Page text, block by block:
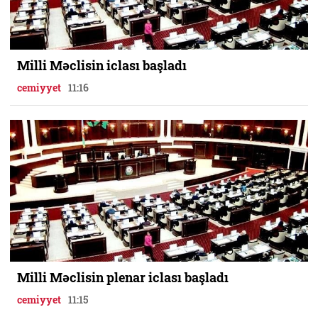
Milli Məclisin iclası başladı
cemiyyet 11:16
Milli Məclisin plenar iclası başladı
cemiyyet 11:15